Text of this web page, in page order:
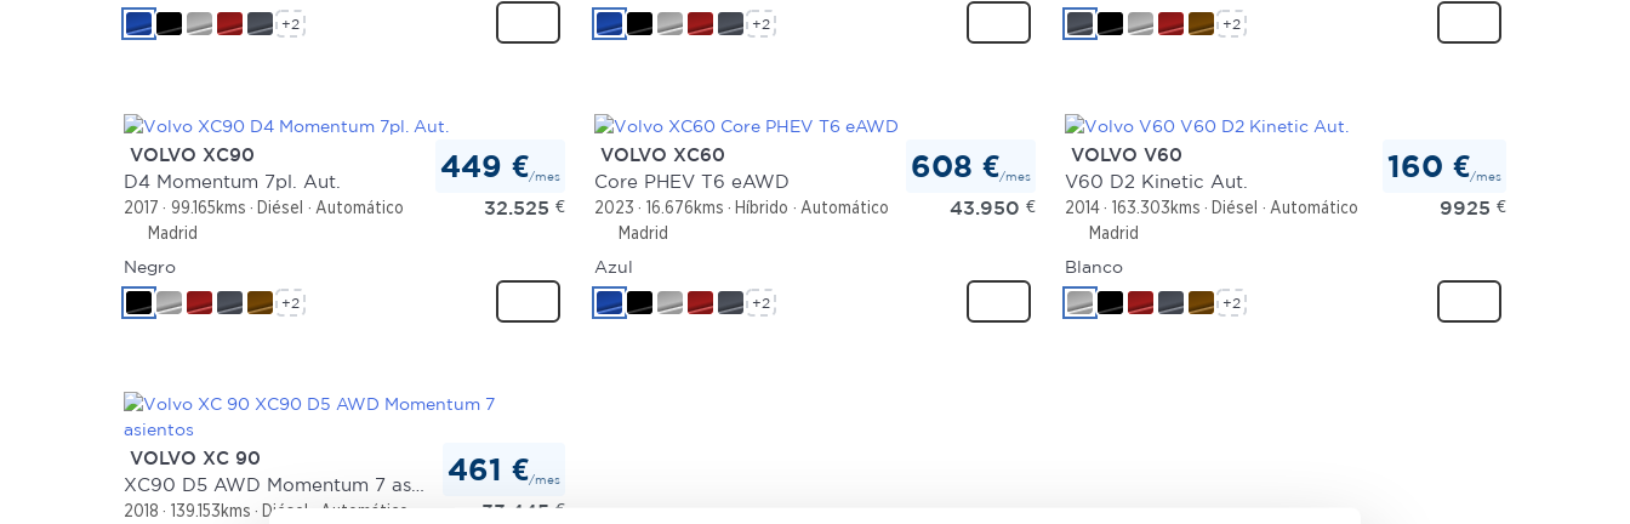
+2 +2 +2
VOLVO XC90
D4 Momentum 7pl. Aut.
2017 99.165kms Diésel
Automático
Madrid
449 €/mes
32.525 €
Negro
+2
VOLVO XC60
Core PHEV T6 eAWD
2023 16.676kms Híbrido
Automático
Madrid
608 €/mes
43.950 €
Azul
+2
VOLVO V60
V60 D2 Kinetic Aut.
2014 163.303kms Diésel
Automático
Madrid
160 €/mes
9925 €
Blanco
+2
VOLVO XC 90
2018 139.153kms Diésel
Automático
461 €/mes
33.445 €